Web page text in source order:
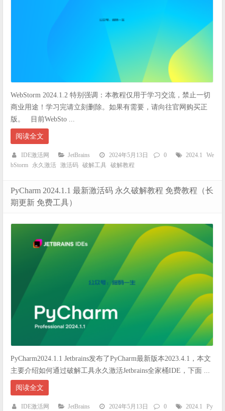
WebStorm 2024.1.2 特别强调：本教程仅用于学习交流，禁止一切
商业用途！学习完请立刻删除。如果有需要，请向往官网购买正
版。 目前WebSto ...
阅读全文
IDE激活网 JetBrains 2024年5月13日 0 2024.1
We
bStorm
永久激活 激活码 破解工具 破解教程
PyCharm 2024.1.1 最新激活码 永久破解教程 免费教程（长
期更新 免费工具）
PyCharm2024.1.1 Jetbrains发布了PyCharm最新版本2023.4.1，本文
主要介绍如何通过破解工具永久激活Jetbrains全家桶IDE，下面 ...
阅读全文
IDE激活网 JetBrains 2024年5月13日 0 2024.1
Py